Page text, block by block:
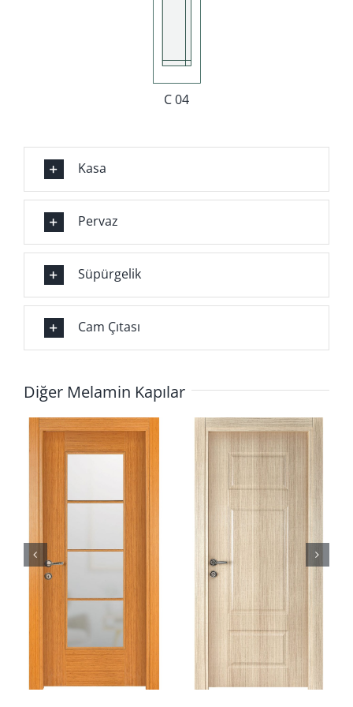
C 04
Kasa
Pervaz
Süpürgelik
Cam Çıtası
Diğer Melamin Kapılar